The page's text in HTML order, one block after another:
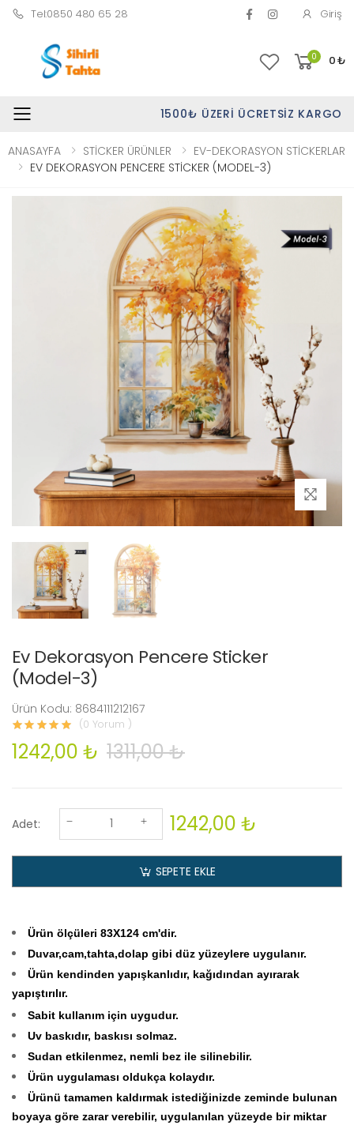
Tel:0850 480 65 28 Giriş
0 0₺
Toggle mobile menu1500₺ ÜZERI ÜCRETSIZ KARGO
ANASAYFA STİCKER ÜRÜNLER
EV-DEKORASYON STİCKERLAR
EV DEKORASYON PENCERE STİCKER (MODEL-3)
Ev Dekorasyon Pencere Sticker
(Model-3)
Ürün Kodu: 8684111212167
(0 Yorum )
1242,00 ₺ 1311,00 ₺
Adet: 1242,00 ₺
SEPETE EKLE
Ürün ölçüleri 83X124 cm'dir.
Duvar,cam,tahta,dolap gibi düz yüzeylere uygulanır.
Ürün kendinden yapışkanlıdır, kağıdından ayırarak
yapıştırılır.
Sabit kullanım için uygudur.
Uv baskıdır, baskısı solmaz.
Sudan etkilenmez, nemli bez ile silinebilir.
Ürün uygulaması oldukça kolaydır.
Ürünü tamamen kaldırmak istediğinizde zeminde bulunan
boyaya göre zarar verebilir, uygulanılan yüzeyde bir miktar